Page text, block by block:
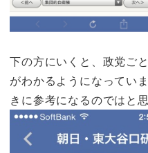
下の方にいくと、政党ご
がわかるようになってい
きに参考になるのではと思